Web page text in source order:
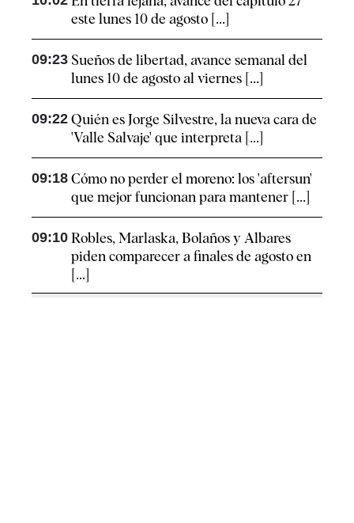
este lunes 10 de agosto [...]
09:23 Sueños de libertad, avance semanal del
lunes 10 de agosto al viernes [...]
09:22 Quién es Jorge Silvestre, la nueva cara de
'Valle Salvaje' que interpreta [...]
09:18 Cómo no perder el moreno: los 'aftersun'
que mejor funcionan para mantener [...]
09:10 Robles, Marlaska, Bolaños y Albares
piden comparecer a finales de agosto en
[...]